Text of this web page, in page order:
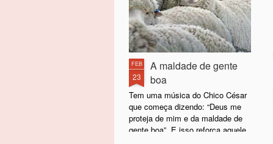
FEB
23
A maldade de gente
boa
Tem uma música do Chico César
que começa dizendo: “Deus me
proteja de mim e da maldade de
gente boa”. E isso reforça aquele